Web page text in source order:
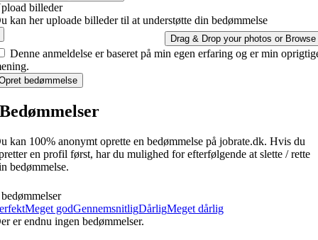
billeder
kan her uploade billeder til at understøtte din bedømmelse
Drag & Drop your photos or Browse
Denne anmeldelse er baseret på min egen erfaring og er min
bedømmelse
Bedømmelser
kan 100% anonymt oprette en bedømmelse på jobrate.dk. Hvis du
en profil først, har du mulighed for efterfølgende at slette / rette
bedømmelse.
Meget godGennemsnitligDårligMeget dårlig
er endnu ingen bedømmelser.